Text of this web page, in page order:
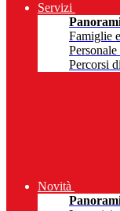
Servizi
Famiglie
Percorsi
Novità